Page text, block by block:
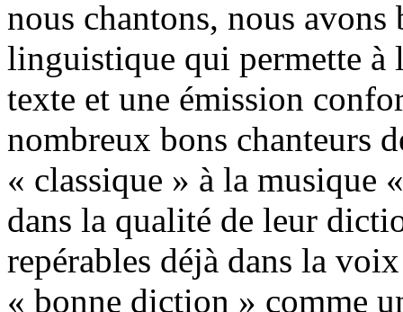
nous chantons, nous avons
linguistique qui permette à
texte et une émission
nombreux bons chanteurs
« classique » à la musique
dans la qualité de leur
repérables déjà dans la
« bonne diction » comme